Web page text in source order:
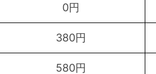
0円
380円
580円